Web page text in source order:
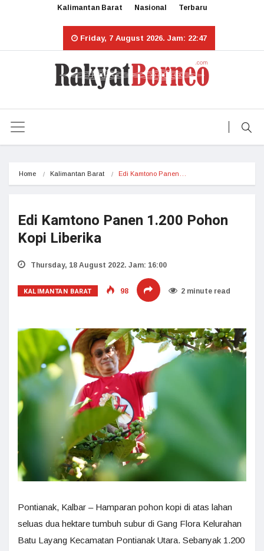
Kalimantan Barat Nasional Terbaru
Friday, 7 August 2026. Jam: 22:47
Home Kalimantan Barat Edi Kamtono Panen…
Edi Kamtono Panen 1.200 Pohon
Kopi Liberika
Thursday, 18 August 2022. Jam: 16:00
KALIMANTAN BARAT 98 2 minute read
Pontianak, Kalbar – Hamparan pohon kopi di atas lahan
seluas dua hektare tumbuh subur di Gang Flora Kelurahan
Batu Layang Kecamatan Pontianak Utara. Sebanyak 1.200